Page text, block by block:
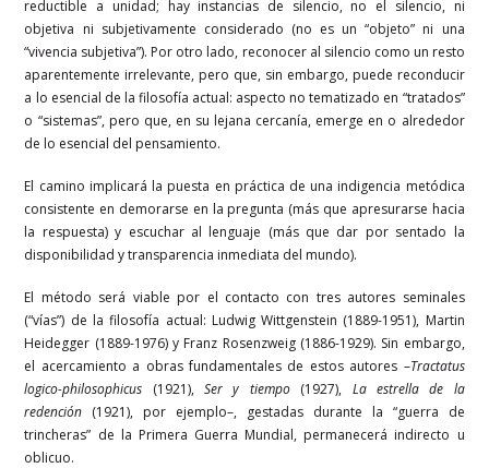
reductible a unidad; hay instancias de silencio, no el silencio, ni
objetiva ni subjetivamente considerado (no es un “objeto” ni una
“vivencia subjetiva”). Por otro lado, reconocer al silencio como un resto
aparentemente irrelevante, pero que, sin embargo, puede reconducir
a lo esencial de la filosofía actual: aspecto no tematizado en “tratados”
o “sistemas”, pero que, en su lejana cercanía, emerge en o alrededor
de lo esencial del pensamiento.
El camino implicará la puesta en práctica de una indigencia metódica
consistente en demorarse en la pregunta (más que apresurarse hacia
la respuesta) y escuchar al lenguaje (más que dar por sentado la
disponibilidad y transparencia inmediata del mundo).
El método será viable por el contacto con tres autores seminales
(“vías”) de la filosofía actual: Ludwig Wittgenstein (1889-1951), Martin
Heidegger (1889-1976) y Franz Rosenzweig (1886-1929). Sin embargo,
el acercamiento a obras fundamentales de estos autores –Tractatus
logico-philosophicus (1921),Ser y tiempo(1927), La estrella de la
redención (1921), por ejemplo–, gestadas durante la “guerra de
trincheras” de la Primera Guerra Mundial, permanecerá indirecto u
oblicuo.